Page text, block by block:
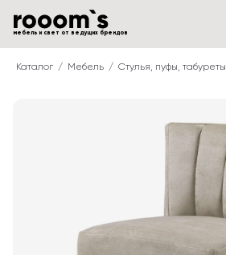
мебель и свет от ведущих брендов
Каталог Мебель Стулья, пуфы, табуреты